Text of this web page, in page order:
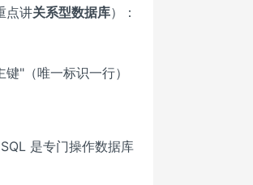
点讲关系型数据库）：
"（唯一标识一行）
是专门操作数据库